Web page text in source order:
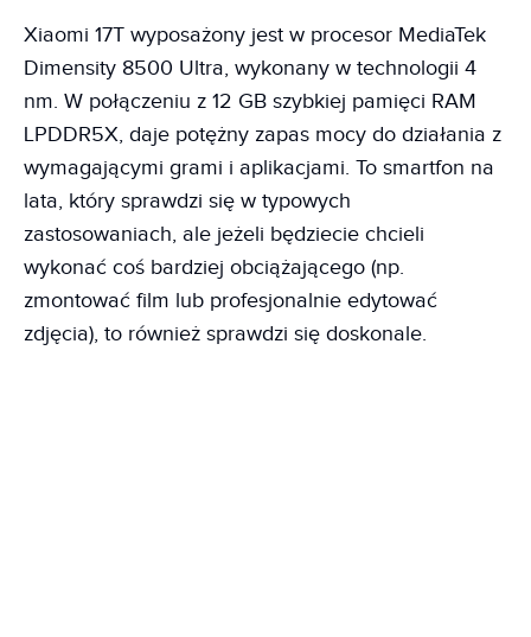
Xiaomi 17T wyposażony jest w procesor MediaTek
Dimensity 8500 Ultra, wykonany w technologii 4
nm. W połączeniu z 12 GB szybkiej pamięci RAM
LPDDR5X, daje potężny zapas mocy do działania z
wymagającymi grami i aplikacjami. To smartfon na
lata, który sprawdzi się w typowych
zastosowaniach, ale jeżeli będziecie chcieli
wykonać coś bardziej obciążającego (np.
zmontować film lub profesjonalnie edytować
zdjęcia), to również sprawdzi się doskonale.